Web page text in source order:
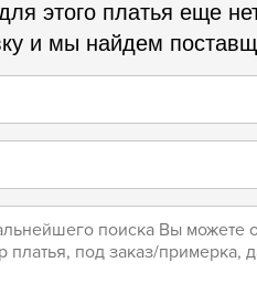
этого платья еще
и мы найдем